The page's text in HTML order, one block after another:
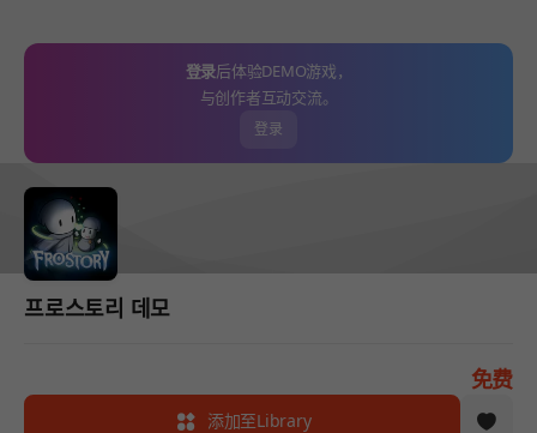
登录后体验DEMO游戏，
与创作者互动交流。
登录
프로스토리 데모
免费
添加至Library